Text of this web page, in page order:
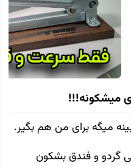
میشکونه!!!
میگه برای من هم بگیر.
گردو و فندق بشکون